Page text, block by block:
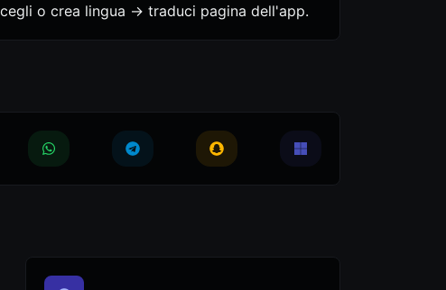
o crea lingua -> traduci pagina dell'app.